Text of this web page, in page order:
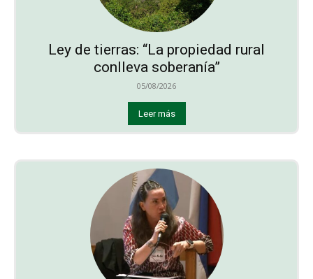
Ley de tierras: “La propiedad rural
conlleva soberanía”
05/08/2026
Leer más